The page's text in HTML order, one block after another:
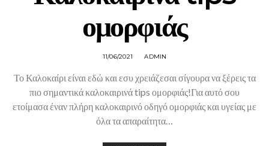
ομορφιάς
11/06/2021 ADMIN
Το Καλοκαίρι είναι εδώ και εσυ χρειάζεσαι σίγουρα να ξέρεις τα
πιο σημαντικά καλοκαιρινά tips ομορφιάς!Για αυτό σου
ετοίμασα έναν πλήρη καλοκαιρινό οδηγό ομορφιάς και υγείας με
όλα τα απαραίτητα…